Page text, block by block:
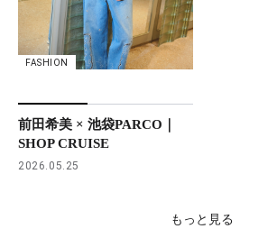
FASHION
前田希美 × 池袋PARCO｜
SHOP CRUISE
2026.05.25
もっと見る